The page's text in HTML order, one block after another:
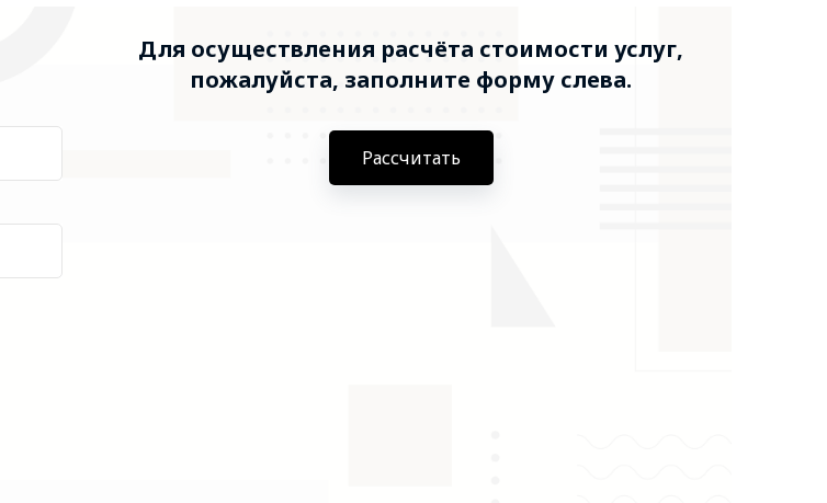
Для осуществления расчёта стоимости услуг,
пожалуйста, заполните форму слева.
Рассчитать